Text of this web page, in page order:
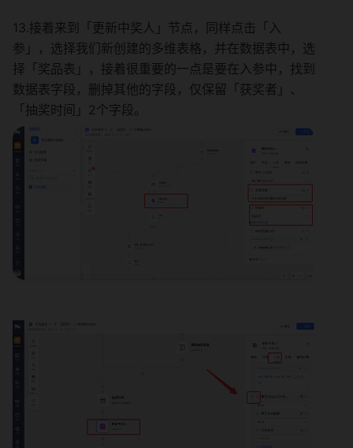
13.接着来到「更新中奖人」节点，同样点击「入
参」，选择我们新创建的多维表格，并在数据表中，选
择「奖品表」，接着很重要的一点是要在入参中，找到
数据表字段，删掉其他的字段，仅保留「获奖者」、
「抽奖时间」2个字段。